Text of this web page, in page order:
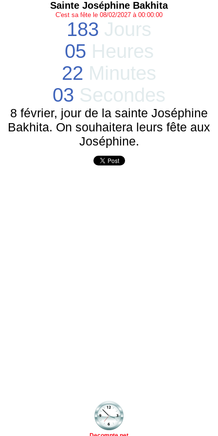
Sainte Joséphine Bakhita
C'est sa fête le 08/02/2027 à 00:00:00
183 Jours
05 Heures
22 Minutes
03 Secondes
8 février, jour de la sainte Joséphine
Bakhita. On souhaitera leurs fête aux
Joséphine.